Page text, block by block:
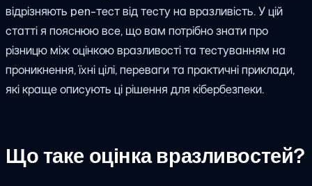
відрізняють pen-тест від тесту на вразливість. У цій
статті я пояснюю все, що вам потрібно знати про
різницю між оцінкою вразливості та тестуванням на
проникнення, їхні цілі, переваги та практичні приклади,
які краще описують ці рішення для кібербезпеки.
Що таке оцінка вразливостей?